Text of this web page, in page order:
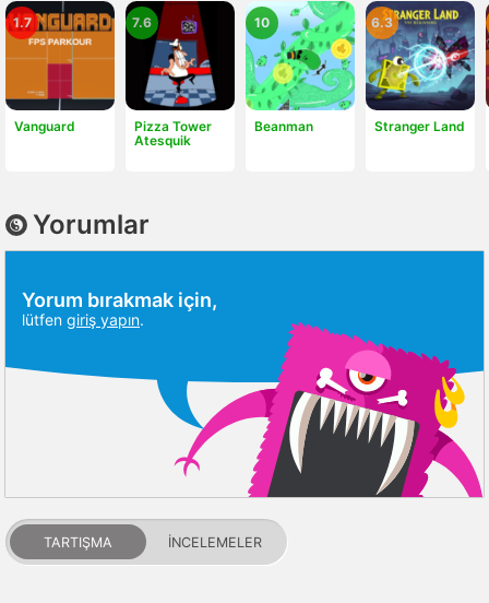
Vanguard
1.7
Pizza Tower
Atesquik
7.6
Beanman
10
Stranger Land
6.3
Yorumlar
Yorum bırakmak için,
lütfen giriş yapın.
TARTIŞMA İNCELEMELER